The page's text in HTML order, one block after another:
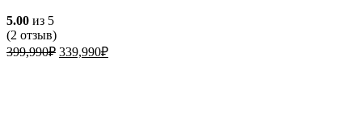
5.00 из 5
(2 отзыв)
399,990₽ Первоначальная
339,990₽Текущая